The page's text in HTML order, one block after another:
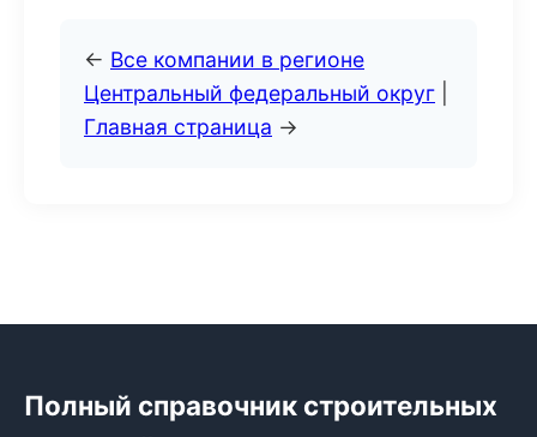
← Все компании в регионе
Центральный федеральный округ
Главная страница →
Полный справочник строительных